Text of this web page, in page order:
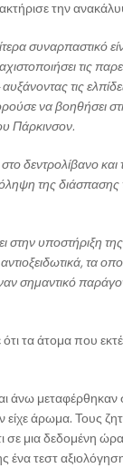
την
συναρπαστικό
τις
αυξάνοντας τις
να
Πάρκινσον.
δεντρολίβανο
της διάσπασης
στην υποστήριξη
τα
σημαντικό
τα άτομα που
άνω μεταφέρθηκαν
είχε άρωμα. Τους
σε μια δεδομένη
τεστ